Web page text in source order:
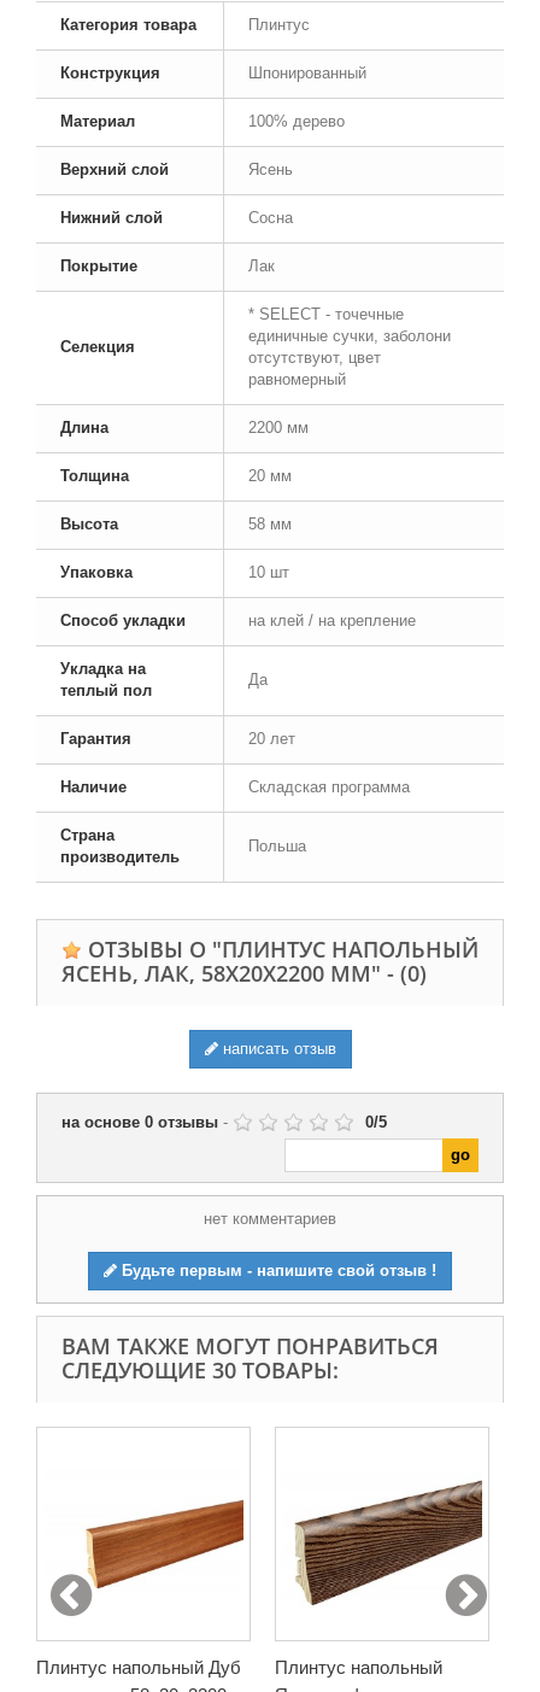
Категория товара Плинтус
Конструкция Шпонированный
Материал 100% дерево
Верхний слой Ясень
Нижний слой Сосна
Покрытие Лак
Селекция
* SELECT - точечные
единичные сучки, заболони
отсутствуют, цвет
равномерный
Длина 2200 мм
Толщина 20 мм
Высота 58 мм
Упаковка 10 шт
Способ укладки на клей / на крепление
Укладка на
теплый пол
Да
Гарантия 20 лет
Наличие Складская программа
Страна
производитель
Польша
ОТЗЫВЫ О "ПЛИНТУС НАПОЛЬНЫЙ
ЯСЕНЬ, ЛАК, 58Х20Х2200 ММ" - (0)
написать отзыв
на основе 0 отзывы - 0/5
нет комментариев
Будьте первым - напишите свой отзыв !
ВАМ ТАКЖЕ МОГУТ ПОНРАВИТЬСЯ
СЛЕДУЮЩИЕ 30 ТОВАРЫ:
Плинтус напольный Дуб
Плинтус напольный